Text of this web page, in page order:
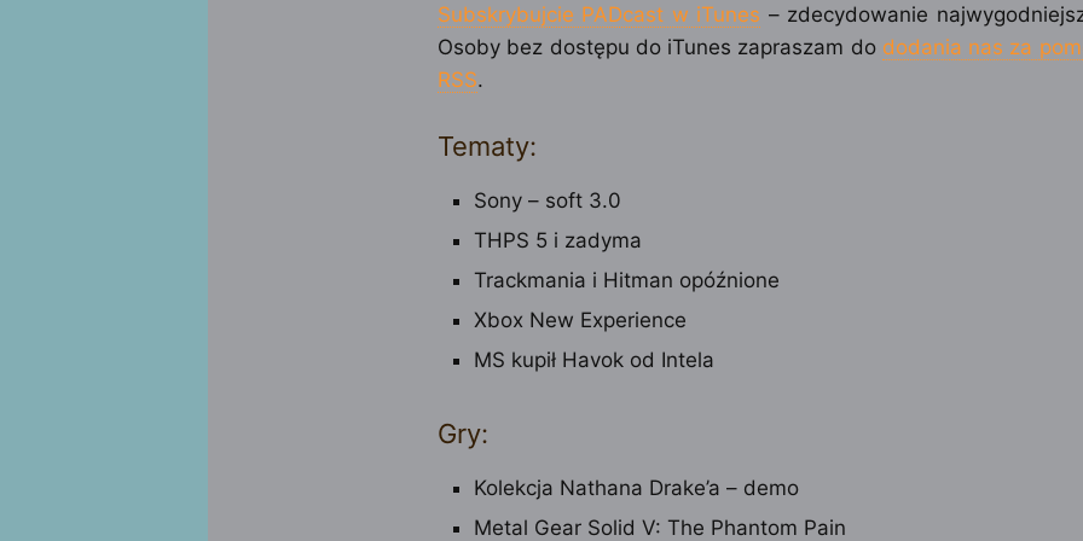
Subskrybujcie PADcast w iTunes – zdecydowanie
Osoby bez dostępu do iTunes zapraszam do dodania nas za
RSS.
Tematy:
Sony – soft 3.0
THPS 5 i zadyma
Trackmania i Hitman opóźnione
Xbox New Experience
MS kupił Havok od Intela
Gry:
Kolekcja Nathana Drake’a – demo
Metal Gear Solid V: The Phantom Pain